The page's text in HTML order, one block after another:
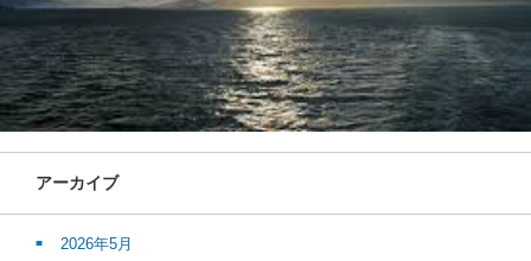
アーカイブ
2026年5月